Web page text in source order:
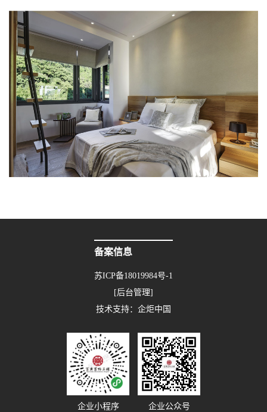
备案信息
苏ICP备18019984号-1
[后台管理]
技术支持： 企炬中国
企业小程序 企业公众号